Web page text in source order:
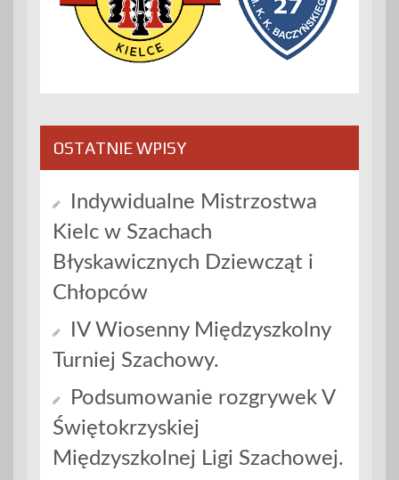
OSTATNIE WPISY
Indywidualne Mistrzostwa
Kielc w Szachach
Błyskawicznych Dziewcząt i
Chłopców
IV Wiosenny Międzyszkolny
Turniej Szachowy.
Podsumowanie rozgrywek V
Świętokrzyskiej
Międzyszkolnej Ligi Szachowej.